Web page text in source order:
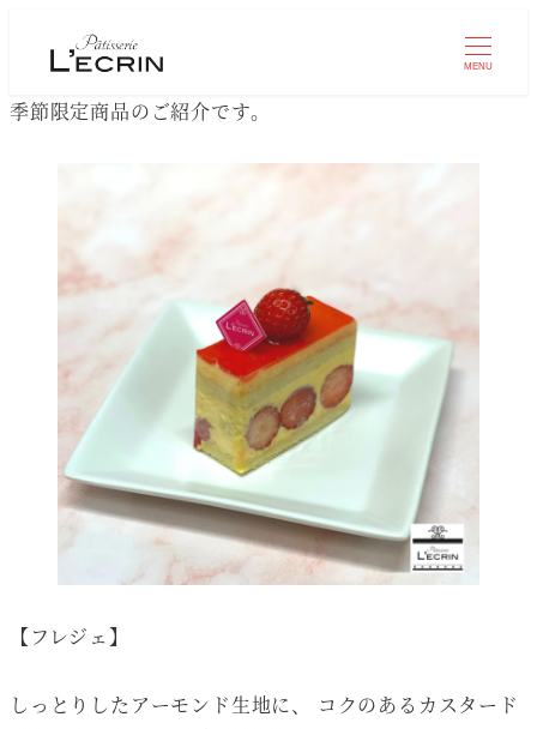
MENU
季節限定商品のご紹介です。
【フレジェ】
しっとりしたアーモンド生地に、 コクのあるカスタード